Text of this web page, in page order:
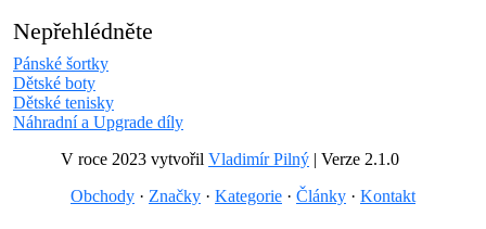
Nepřehlédněte
Pánské šortky
Dětské boty
Dětské tenisky
Náhradní a Upgrade díly
V roce 2023 vytvořil Vladimír Pilný | Verze 2.1.0
Obchody · Značky · Kategorie · Články · Kontakt